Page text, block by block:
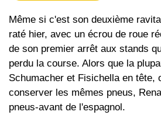
Même si c'est son deuxième
raté hier, avec un écrou de roue
de son premier arrêt aux stands
perdu la course. Alors que la
Schumacher et Fisichella en tête,
conserver les mêmes pneus,
pneus-avant de l'espagnol.